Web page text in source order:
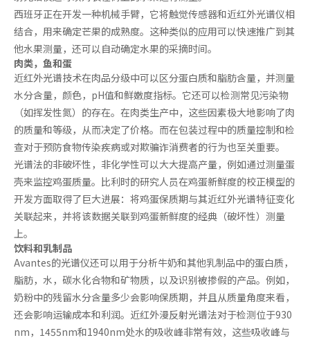
西班牙正在开发一种机械手臂，它将触觉传感器和近红外光谱仪相
结合，用来确定芒果的成熟度。这种类似的应用可以快速推广到其
他水果测量，还可以自动确定水果的采摘时间。
肉类，鱼和蛋
近红外光谱技术在肉品分级中可以区分蛋白质和脂肪含量，并测量
水分含量，颜色，pH值和鲜嫩度指标。它还可以检测常见污染物
（如挥发性氮）的存在。在肉类生产中，这些因素极大地影响了肉
的质量和等级，从而决定了价格。而在包装过程中的质量控制和检
查对于预防食物传染疾病或对欺骗诈消费者的行为也至关重要。
光谱法的非破坏性，非化学性可以大大提高产量，例如通过测量蛋
壳来监控鸡蛋质量。比利时的研究人员在鸡蛋新鲜度的校正模型的
开发方面取得了巨大进展：将鸡蛋保质期与其近红外光谱特征变化
关联起来，并将该数据关联到鸡蛋新鲜度的经典（破坏性）测量
上。
饮料和乳制品
Avantes的光谱仪还可以用于分析牛奶和其他乳制品中的蛋白质，
脂肪，水，碳水化合物和矿物质，以及识别被掺假的产品。例如，
奶粉中的残留水分含量多少会影响保质期，并且从质量角度来看，
还会影响运输成本和利润。近红外漫反射光谱法对于检测位于930
nm，1455nm和1940nm处水的吸收峰非常有效，这些吸收峰与